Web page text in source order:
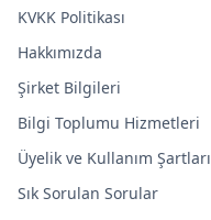
KVKK Politikası
Hakkımızda
Şirket Bilgileri
Bilgi Toplumu Hizmetleri
Üyelik ve Kullanım Şartları
Sık Sorulan Sorular